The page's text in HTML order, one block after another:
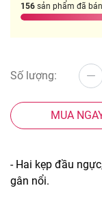
156 sản phẩm đã bán
Số lượng:
MUA
- Hai kẹp đầu
gân nổi.